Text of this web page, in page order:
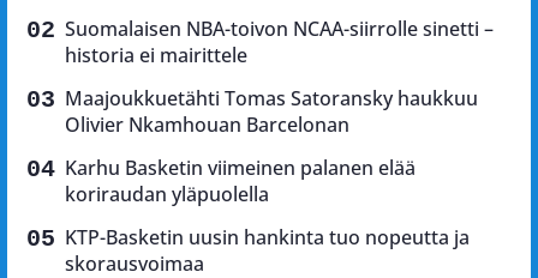
Suomalaisen NBA-toivon NCAA-siirrolle sinetti –
historia ei mairittele
Maajoukkuetähti Tomas Satoransky haukkuu
Olivier Nkamhouan Barcelonan
Karhu Basketin viimeinen palanen elää
koriraudan yläpuolella
KTP-Basketin uusin hankinta tuo nopeutta ja
skorausvoimaa